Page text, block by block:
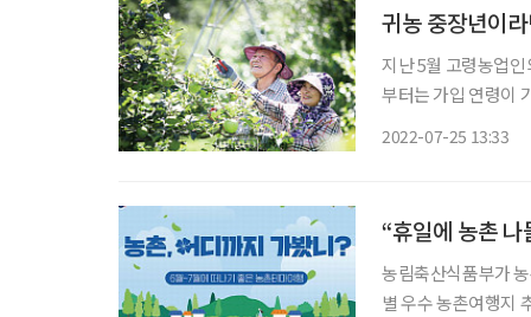
귀농 중장년이
지난 5월 고령농업
부터는 가입 연령이
2022-07-25 13:33
“휴일에 농촌
농림축산식품부가
별 우수 농촌여행지 추